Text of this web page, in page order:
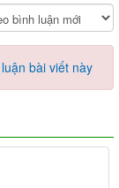
bài viết này